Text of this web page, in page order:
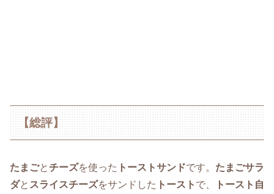
【総評】
たまごとチーズを使った トーストサンドです。 たまごサラ
ダと スライスチーズをサンドした トースト で、
トースト自